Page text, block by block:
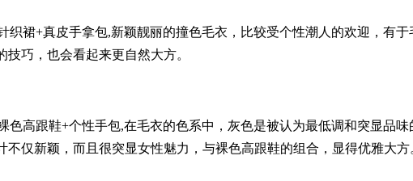
裙+真皮手拿包,新颖靓丽的撞色毛衣，比较受个性潮人的欢迎，有
巧，也会看起来更自然大方。
跟鞋+个性手包,在毛衣的色系中，灰色是被认为最低调和突显品味
仅新颖，而且很突显女性魅力，与裸色高跟鞋的组合，显得优雅大方